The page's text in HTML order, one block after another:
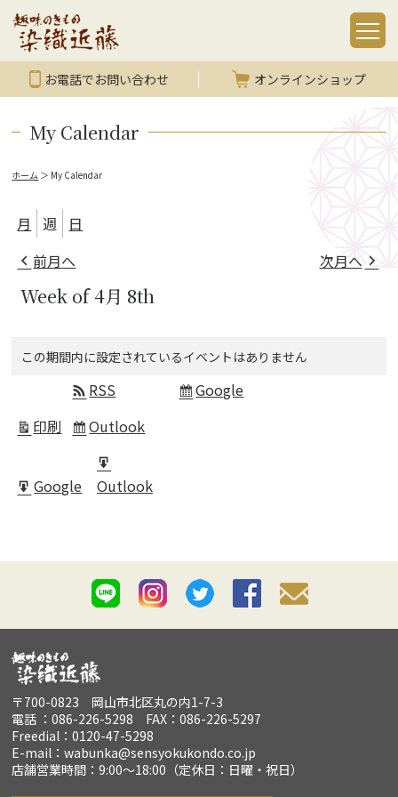
お電話でお問い合わせ オンラインショップ
My Calendar
ホーム ＞ My Calendar
月 週
日
前月へ
次月へ
Week of 4月 8th
この期間内に設定されているイベントはありません
印刷
表
RSS
Subscribe
Google
Subscribe
Outlook
Export
Google
for
Outlook
〒700-0823 岡山市北区丸の内1-7-3
電話 ：086-226-5298 FAX：086-226-5297
Freedial：0120-47-5298
E-mail：wabunka@sensyokukondo.co.jp
店舗営業時間：9:00～18:00（定休日：日曜・祝日）